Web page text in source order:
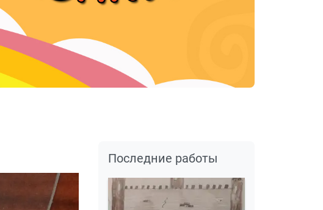
Последние работы